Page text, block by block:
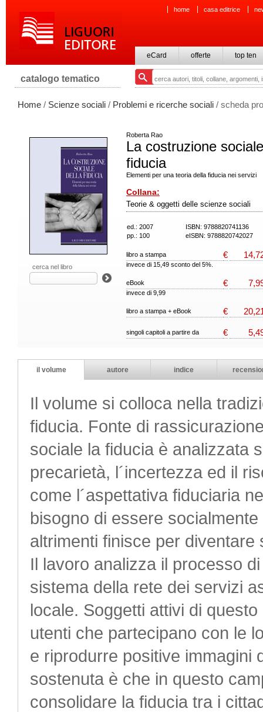
home casa editrice
eCard offerte top ten
catalogo tematico
Home / Scienze sociali / Problemi e ricerche sociali / scheda
cerca nel libro
Roberta Rao
La costruzione
fiducia
Elementi per una teoria della fiducia nei servizi
Collana:
Teorie & oggetti delle scienze sociali
ed.: 2007
ISBN: 9788820741136
pp.: 100
eISBN: 9788820742027
libro a stampa €
invece di 15,49 sconto del 5%.
eBook €
invece di 9,99
libro a stampa + eBook €
singoli capitoli a partire da €
il volume autore indice
Il volume si colloca nella
fiducia. Fonte di
sociale la fiducia è analizzata
precarietà, l´incertezza ed il
come l´aspettativa fiduciaria
bisogno di essere
altrimenti finisce per
Il lavoro analizza il processo
sistema della rete dei servizi
locale. Soggetti attivi di
utenti che partecipano con le
e riprodurre positive immagini
sostenuta è che in questo
consolidare la fiducia tra i